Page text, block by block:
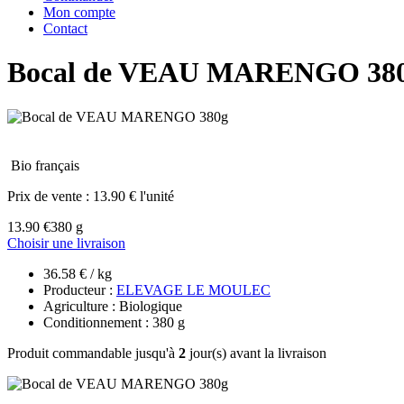
Mon compte
Contact
Bocal de VEAU MARENGO
Bio français
Prix de vente : 13.90 € l'unité
13.90 €380 g
Choisir une livraison
36.58 € / kg
Producteur : ELEVAGE LE MOULEC
Agriculture : Biologique
Conditionnement : 380 g
Produit commandable jusqu'à 2 jour(s) avant la livraison